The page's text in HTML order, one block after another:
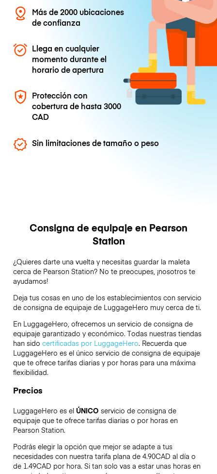
Más de 2000 ubicaciones
de confianza
Llega en cualquier
momento durante el
horario de apertura
Protección con
cobertura de hasta3000
CAD
Sin limitaciones de tamaño o peso
Consigna de equipaje en Pearson
Station
¿Quieres darte una vuelta y necesitas guardar la maleta
cerca de Pearson Station? No te preocupes, ¡nosotros te
ayudamos!
Deja tus cosas en uno de los establecimientos con servicio
de consigna de equipaje de LuggageHero muy cerca de ti.
En LuggageHero, ofrecemos un servicio de consigna de
equipaje garantizado y económico. Todas nuestras tiendas
han sido certificadas por LuggageHero. Recuerda que
LuggageHero es el único servicio de consigna de equipaje
que te ofrece tarifas diarias y por horas para una máxima
flexibilidad.
Precios
LuggageHero es el ÚNICO servicio de consigna de
equipaje que te ofrece tarifas diarias o por horas en
Pearson Station.
Podrás elegir la opción que mejor se adapte a tus
necesidades con nuestra tarifa plana de 4.90CAD al día o
de 1.49CAD por hora. Si tan solo vas a estar unas horas en